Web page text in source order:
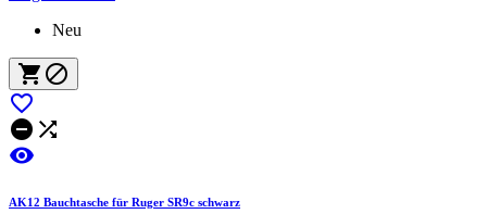
Neu
 

 

AK12 Bauchtasche für Ruger SR9c schwarz